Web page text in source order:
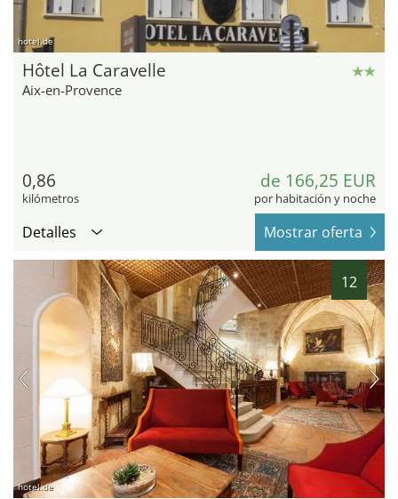
hotel.de
Hôtel La Caravelle
Aix-en-Provence
0,86
kilómetros
de 166,25 EUR
por habitación y noche
Detalles Mostrar oferta
12
hotel.de